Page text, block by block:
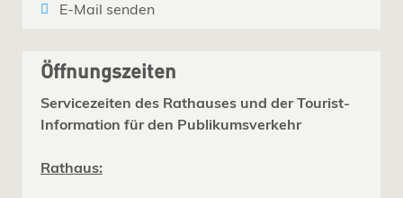
E-Mail senden
Öffnungszeiten
Servicezeiten des Rathauses und der Tourist-
Information für den Publikumsverkehr
Rathaus: